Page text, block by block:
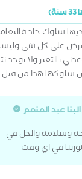
سنوات ولديها سلوك حاد
على كل شى
بالتغير ولا يوجد
سلوكها هذا من قبل
عبد المنعم
وسلامة والحل في
في اي وقت